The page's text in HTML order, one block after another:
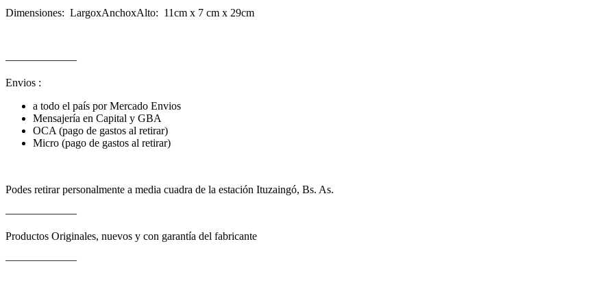
Dimensiones: LargoxAnchoxAlto: 11cm x 7 cm x 29cm
——————–
Envios :
a todo el país por Mercado Envios
Mensajería en Capital y GBA
OCA (pago de gastos al retirar)
Micro (pago de gastos al retirar)
Podes retirar personalmente a media cuadra de la estación Ituzaingó, Bs. As.
——————–
Productos Originales, nuevos y con garantía del fabricante
——————–